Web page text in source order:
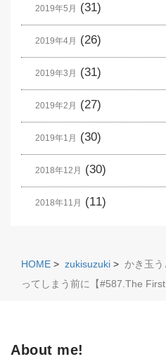
2019年5月 (31)
2019年4月 (26)
2019年3月 (31)
2019年2月 (27)
2019年1月 (30)
2018年12月 (30)
2018年11月 (11)
HOME > zukisuzuki > かき玉
ってしまう前に【#587.The First
About me!